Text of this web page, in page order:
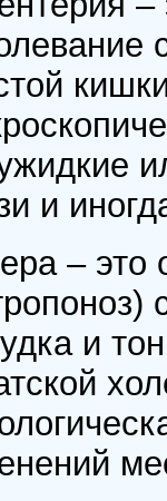
и
– это
и